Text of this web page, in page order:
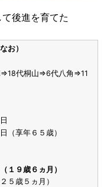
後進を育てた
お）
代桐山⇒6代八角⇒11
（享年６５歳）
１９歳６ヵ月）
５歳５ヵ月）